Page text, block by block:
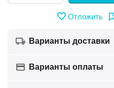
Отложить
Варианты доставки
Варианты оплаты